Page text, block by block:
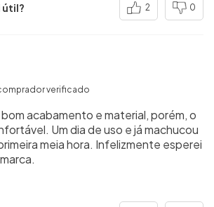
útil? 2 0
verificado
bom acabamento e material, porém, o
Um dia de uso e já machucou
meia hora. Infelizmente esperei